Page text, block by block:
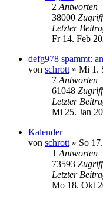
2 Antworten
38000
Letzter
Fr 14. Feb
defg978 spammt:
von schrott » Mi 1.
7 Antworten
61048
Letzter
Mi 25. Jan
Kalender
von schrott » So
1 Antworten
73593
Letzter
Mo 18. Okt